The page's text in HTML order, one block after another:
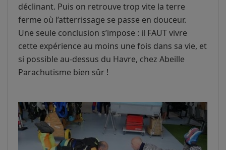
déclinant. Puis on retrouve trop vite la terre
ferme où l’atterrissage se passe en douceur.
Une seule conclusion s’impose : il FAUT vivre
cette expérience au moins une fois dans sa vie, et
si possible au-dessus du Havre, chez Abeille
Parachutisme bien sûr !